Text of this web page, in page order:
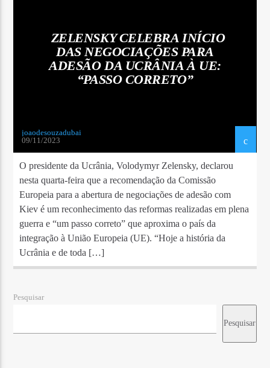
ZELENSKY CELEBRA INÍCIO
DAS NEGOCIAÇÕES PARA
ADESÃO DA UCRÂNIA À UE:
“PASSO CORRETO”
joaodesouzadubai
09/11/2023
O presidente da Ucrânia, Volodymyr Zelensky, declarou
nesta quarta-feira que a recomendação da Comissão
Europeia para a abertura de negociações de adesão com
Kiev é um reconhecimento das reformas realizadas em plena
guerra e “um passo correto” que aproxima o país da
integração à União Europeia (UE). “Hoje a história da
Ucrânia e de toda […]
Pesquisar
Pesquisar